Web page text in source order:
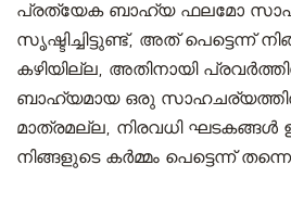
പ്രത്യേക ബാഹ്യ ഫലമോ
സൃഷ്ടിച്ചിട്ടുണ്ട്, അത് പെട്ടെന്ന്
കഴിയില്ല, അതിനായി
ബാഹ്യമായ ഒരു
മാത്രമല്ല, നിരവധി ഘടകങ്ങൾ
നിങ്ങളുടെ കർമ്മം പെട്ടെന്ന്